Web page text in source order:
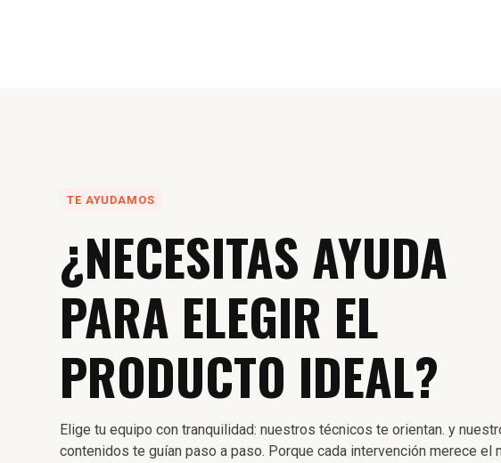
TE AYUDAMOS
¿NECESITAS AYUDA
PARA ELEGIR EL
PRODUCTO IDEAL?
Elige tu equipo con tranquilidad: nuestros técnicos te orientan. y
contenidos te guían paso a paso. Porque cada intervención merece el